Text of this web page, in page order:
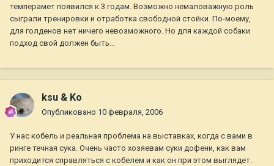
темперамет появился к 3 годам. Возможно немаловажную роль
сыграли тренировки и отработка свободной стойки. По-моему,
для голденов нет ничего невозможного. Но для каждой собаки
подход свой должен быть...
ksu & Ko
Опубликовано 10 февраля, 2006
У нас кобель и реальная проблема на выставках, когда с вами в
ринге течная сука. Очень часто хозяевам суки дофени, как вам
приходится справляться с кобелем и как он при этом выглядет.